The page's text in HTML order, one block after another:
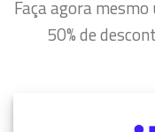
Faça agora
50% de